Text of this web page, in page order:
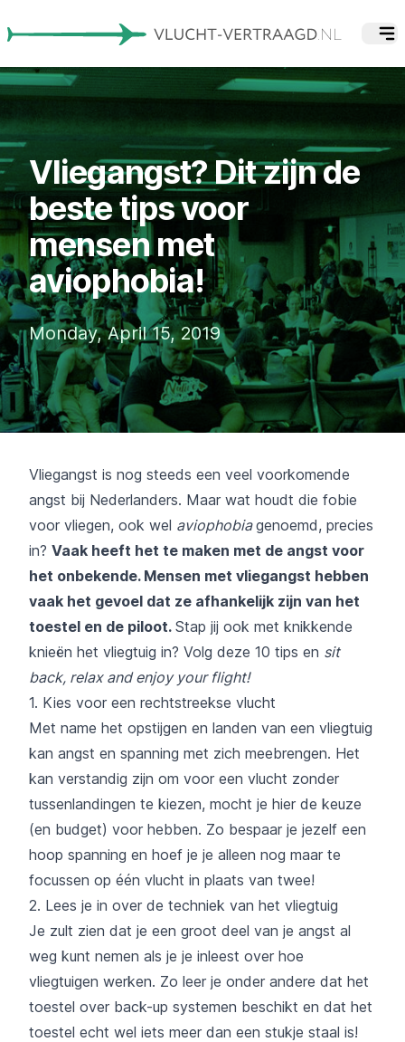
Vliegangst? Dit zijn de
beste tips voor
mensen met
aviophobia!
Monday, April 15, 2019
Vliegangst is nog steeds een veel voorkomende
angst bij Nederlanders. Maar wat houdt die fobie
voor vliegen, ook wel aviophobiagenoemd, precies
in? Vaak heeft het te maken met de angst voor
het onbekende. Mensen met vliegangst hebben
vaak het gevoel dat ze afhankelijk zijn van het
toestel en de piloot. Stap jij ook met knikkende
knieën het vliegtuig in? Volg deze 10 tips en sit
back, relax and enjoy your flight!
1. Kies voor een rechtstreekse vlucht
Met name het opstijgen en landen van een vliegtuig
kan angst en spanning met zich meebrengen. Het
kan verstandig zijn om voor een vlucht zonder
tussenlandingen te kiezen, mocht je hier de keuze
(en budget) voor hebben. Zo bespaar je jezelf een
hoop spanning en hoef je je alleen nog maar te
focussen op één vlucht in plaats van twee!
2. Lees je in over de techniek van het vliegtuig
Je zult zien dat je een groot deel van je angst al
weg kunt nemen als je je inleest over hoe
vliegtuigen werken. Zo leer je onder andere dat het
toestel over back-up systemen beschikt en dat het
toestel echt wel iets meer dan een stukje staal is!